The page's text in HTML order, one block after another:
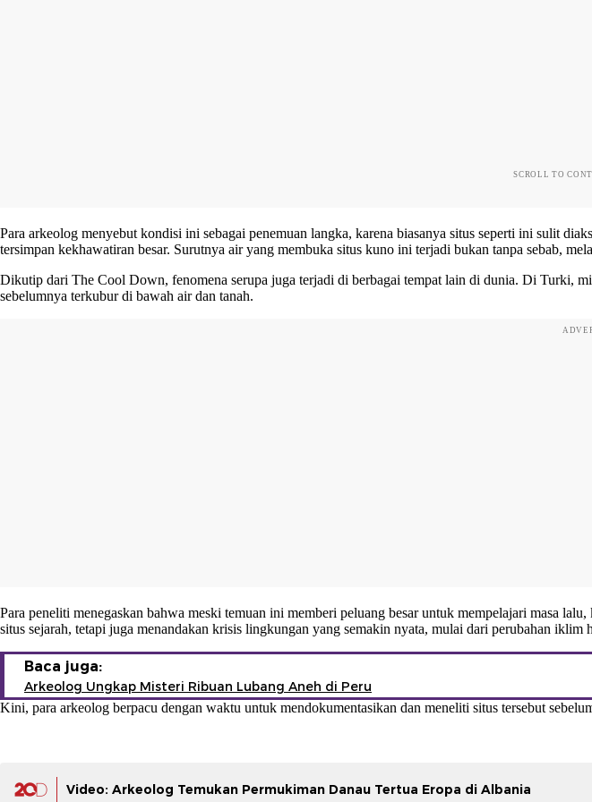
SCROLL TO
Para arkeolog menyebut kondisi ini sebagai penemuan langka, karena biasanya situs seperti ini sulit
tersimpan kekhawatiran besar. Surutnya air yang membuka situs kuno ini terjadi bukan tanpa sebab,
Dikutip dari The Cool Down, fenomena serupa juga terjadi di berbagai tempat lain di dunia. Di Turki,
sebelumnya terkubur di bawah air dan tanah.
Para peneliti menegaskan bahwa meski temuan ini memberi peluang besar untuk mempelajari masa
situs sejarah, tetapi juga menandakan krisis lingkungan yang semakin nyata, mulai dari perubahan iklim
Baca juga:
Arkeolog Ungkap Misteri Ribuan Lubang Aneh di Peru
Kini, para arkeolog berpacu dengan waktu untuk mendokumentasikan dan meneliti situs tersebut
Video: Arkeolog Temukan Permukiman Danau Tertua Eropa di Albania